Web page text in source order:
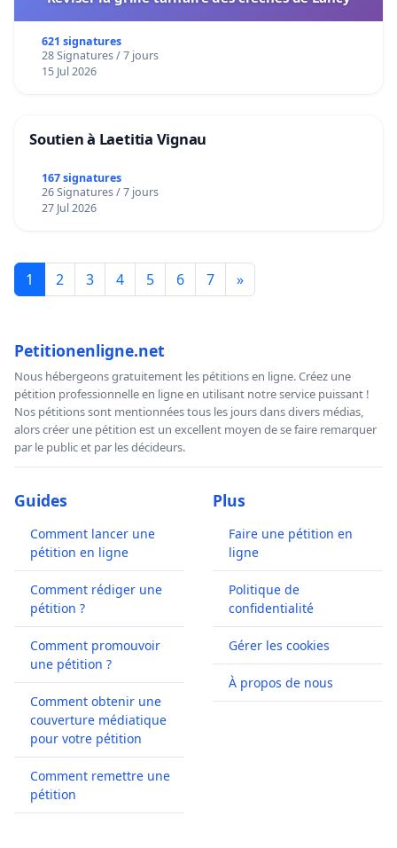
621 signatures
28 Signatures / 7 jours
15 Jul 2026
Soutien à Laetitia Vignau
167 signatures
26 Signatures / 7 jours
27 Jul 2026
1 2 3 4 5 6 7 »
Petitionenligne.net
Nous hébergeons gratuitement les pétitions en ligne. Créez une
pétition professionnelle en ligne en utilisant notre service puissant !
Nos pétitions sont mentionnées tous les jours dans divers médias,
alors créer une pétition est un excellent moyen de se faire remarquer
par le public et par les décideurs.
Guides
Comment lancer une
pétition en ligne
Comment rédiger une
pétition ?
Comment promouvoir
une pétition ?
Comment obtenir une
couverture médiatique
pour votre pétition
Comment remettre une
pétition
Plus
Faire une pétition en
ligne
Politique de
confidentialité
Gérer les cookies
À propos de nous